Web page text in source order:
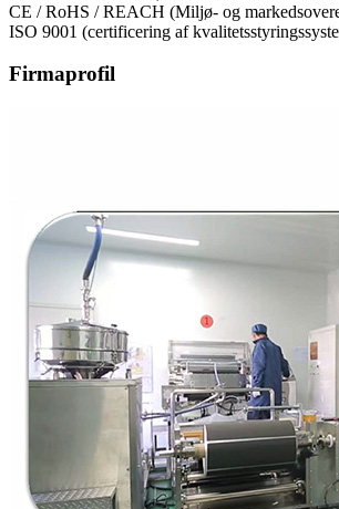
CE / RoHS / REACH (Miljø- og
ISO 9001 (certificering af
Firmaprofil